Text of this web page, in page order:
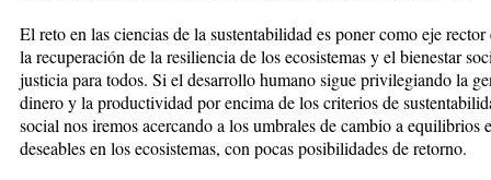
El reto en las ciencias de la sustentabilidad es poner como eje
la recuperación de la resiliencia de los ecosistemas y el bienestar
justicia para todos. Si el desarrollo humano sigue privilegiando la
dinero y la productividad por encima de los criterios de
social nos iremos acercando a los umbrales de cambio a equilibrios
deseables en los ecosistemas, con pocas posibilidades de retorno.